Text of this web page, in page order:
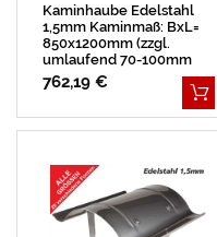
Kaminhaube Edelstahl
1,5mm Kaminmaß: BxL=
850x1200mm (zzgl.
umlaufend 70-100mm
Überstand)
762,19 €